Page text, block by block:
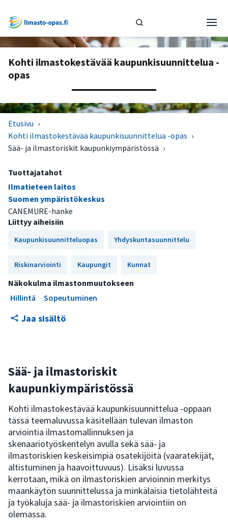
Kohti ilmastokestävää kaupunkisuunnittelua -
opas
Etusivu ›
Kohti ilmastokestävää kaupunkisuunnittelua -opas ›
Sää- ja ilmastoriskit kaupunkiympäristössä ›
Sää- ja ilmastoriskit
kaupunkiympäristössä
Kohti ilmastokestävää kaupunkisuunnittelua -oppaan
tässä teemaluvussa käsitellään tulevan ilmaston
arviointia ilmastomallinnuksen ja
skenaariotyöskentelyn avulla sekä sää- ja
ilmastoriskien keskeisimpiä osatekijöitä (vaaratekijät,
altistuminen ja haavoittuvuus). Lisäksi luvussa
kerrotaan, mikä on ilmastoriskien arvioinnin merkitys
maankäytön suunnittelussa ja minkälaisia tietolähteitä
ja työkaluja sää- ja ilmastoriskien arviointiin on
olemassa.
Tuottajatahot
Ilmatieteen laitos
Suomen ympäristökeskus
CANEMURE-hanke
Liittyy aiheisiin
Kaupunkisuunnitteluopas Yhdyskuntasuunnittelu
Riskinarviointi Kaupungit Kunnat
Näkokulma ilmastonmuutokseen
Hillintä
Sopeutuminen
Jaa sisältö